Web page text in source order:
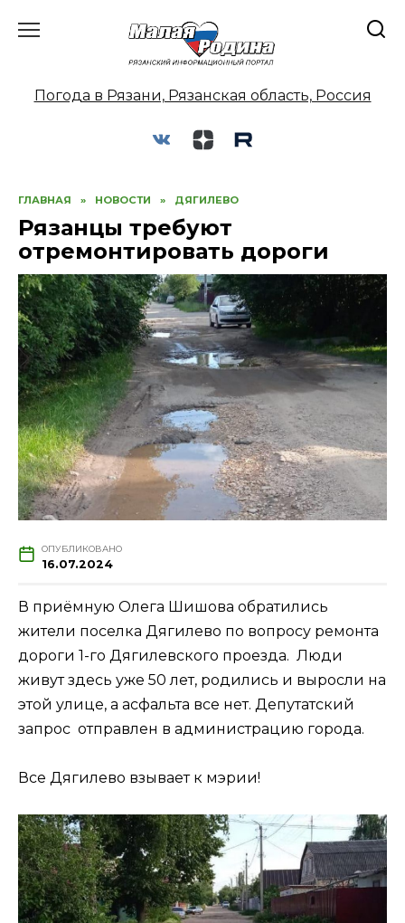
Погода в Рязани, Рязанская область, Россия
ГЛАВНАЯ » НОВОСТИ » ДЯГИЛЕВО
Рязанцы требуют
отремонтировать дороги
ОПУБЛИКОВАНО
16.07.2024
В приёмную Олега Шишова обратились
жители поселка Дягилево по вопросу ремонта
дороги 1-го Дягилевского проезда. Люди
живут здесь уже 50 лет, родились и выросли на
этой улице, а асфальта все нет. Депутатский
запрос отправлен в администрацию города.
Все Дягилево взывает к мэрии!